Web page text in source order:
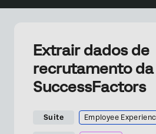
Extrair dados de
recrutamento
SuccessFactors
Suite Employee